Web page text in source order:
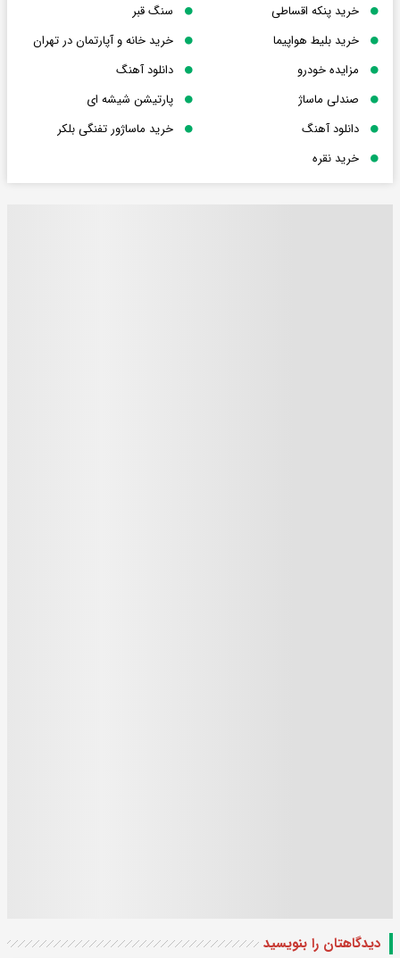
خرید پنکه اقساطی
سنگ قبر
خرید بلیط هواپیما
خرید خانه و آپارتمان در تهران
مزایده خودرو
دانلود آهنگ
صندلی ماساژ
پارتیشن شیشه ای
دانلود آهنگ
خرید ماساژور تفنگی بلکر
خرید نقره
دیدگاهتان را بنویسید